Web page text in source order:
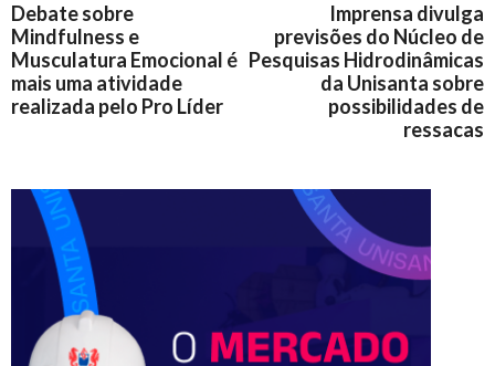
Debate sobre
Mindfulness e
Musculatura Emocional é
mais uma atividade
realizada pelo Pro Líder
Imprensa divulga
previsões do Núcleo de
Pesquisas Hidrodinâmicas
da Unisanta sobre
possibilidades de
ressacas